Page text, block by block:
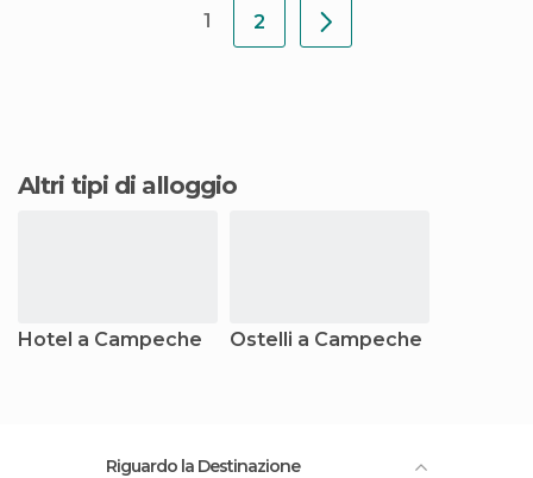
1 2
Altri tipi di alloggio
Hotel a Campeche Ostelli a Campeche
Riguardo la Destinazione